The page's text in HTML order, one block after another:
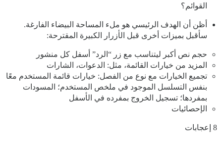
القوائم؟
أظن أن الهدف الرئيسي هو ملء المساحة البيضاء الفارغة.
سأقبل بميزات أخرى قبل الأزرار الكبيرة المقترحة:
حجم نص أكبر ليتناسب مع زر “الرد” أسفل كل منشور
المزيد من خيارات القائمة، مثل: الدعوات، الشارات
تجميع الخيارات مع نوع من الفصل: خيارات قائمة المستخدم معًا
بنفس التسلسل الموجود في ملخص المستخدم؛ المسودات
بمفردها؛ تسجيل الخروج بمفرده في الأسفل
الإحصائيات
8 إعجابات